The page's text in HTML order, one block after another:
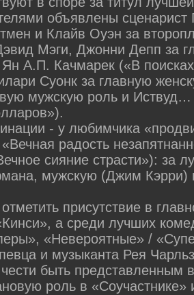
объявлены
и Клайв Оуэн за
Мэги, Джонни Депп за
Ян А.П. Качмарек («В
Суонк за главную
мужскую роль и Иствуд…
- у любимчика
радость
сияние страсти»): за
мужскую (Джим Кэрри)
присутствие в
а среди лучших
«Невероятные» /
и музыканта Рея
чести быть представленным
роль в «Соучастнике»